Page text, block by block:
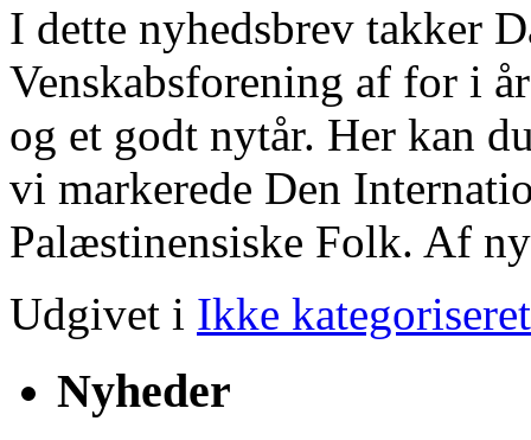
I dette nyhedsbrev takker
Venskabsforening af for i
og et godt nytår. Her kan
vi markerede Den
Palæstinensiske Folk. Af
Udgivet i Ikke kategoriseret
Nyheder